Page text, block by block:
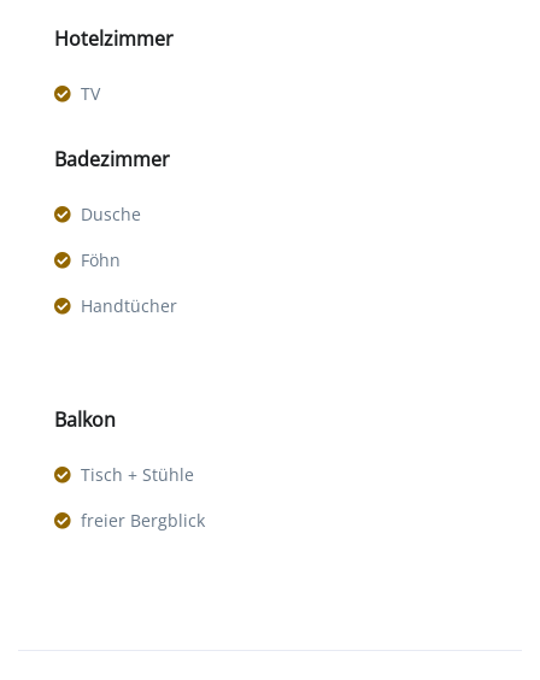
Hotelzimmer
TV
Badezimmer
Dusche
Föhn
Handtücher
Balkon
Tisch + Stühle
freier Bergblick